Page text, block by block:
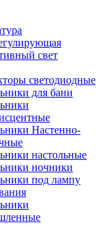
свет
светодиодные
для бани
Настенно-
настольные
ночники
под лампу